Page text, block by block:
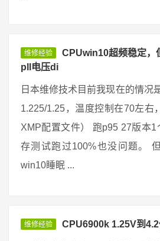
维修经验
CPUwin10超频稳定，
pll电压di
日本维修技术目前我现在的情况
1.225/1.25，温度控制在70左右
XMP配置文件） 跑p95 27版本
存测试跑过100%也没问题。
win10睡眠 ...
维修经验 CPU6900k 1.25V到